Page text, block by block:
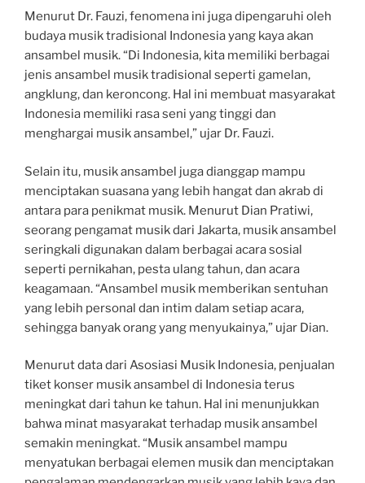
Menurut Dr. Fauzi, fenomena ini juga dipengaruhi oleh
budaya musik tradisional Indonesia yang kaya akan
ansambel musik. “Di Indonesia, kita memiliki berbagai
jenis ansambel musik tradisional seperti gamelan,
angklung, dan keroncong. Hal ini membuat masyarakat
Indonesia memiliki rasa seni yang tinggi dan
menghargai musik ansambel,” ujar Dr. Fauzi.
Selain itu, musik ansambel juga dianggap mampu
menciptakan suasana yang lebih hangat dan akrab di
antara para penikmat musik. Menurut Dian Pratiwi,
seorang pengamat musik dari Jakarta, musik ansambel
seringkali digunakan dalam berbagai acara sosial
seperti pernikahan, pesta ulang tahun, dan acara
keagamaan. “Ansambel musik memberikan sentuhan
yang lebih personal dan intim dalam setiap acara,
sehingga banyak orang yang menyukainya,” ujar Dian.
Menurut data dari Asosiasi Musik Indonesia, penjualan
tiket konser musik ansambel di Indonesia terus
meningkat dari tahun ke tahun. Hal ini menunjukkan
bahwa minat masyarakat terhadap musik ansambel
semakin meningkat. “Musik ansambel mampu
menyatukan berbagai elemen musik dan menciptakan